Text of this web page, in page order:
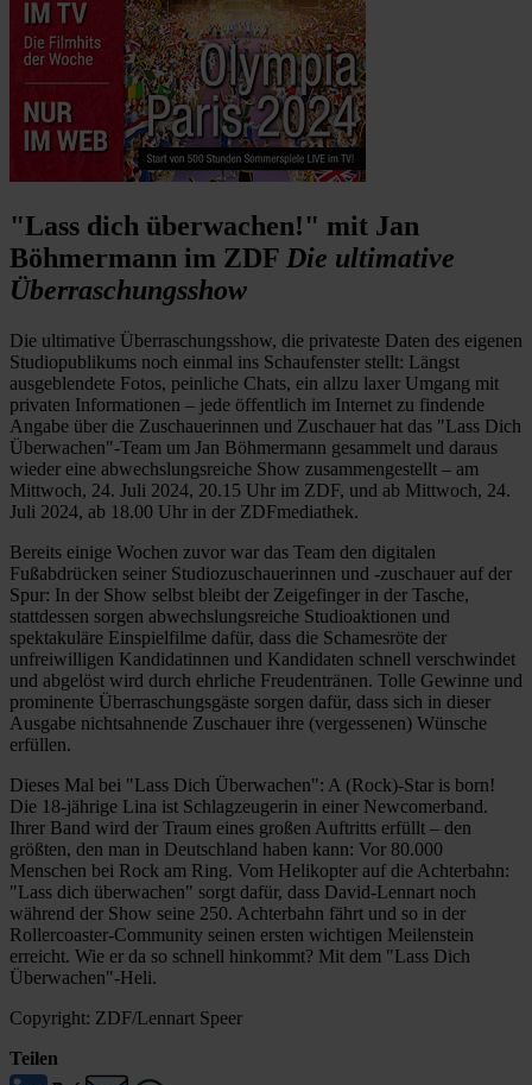
"Lass dich überwachen!" mit Jan
Böhmermann im ZDF Die ultimative
Überraschungsshow
Die ultimative Überraschungsshow, die privateste Daten des eigenen
Studiopublikums noch einmal ins Schaufenster stellt: Längst
ausgeblendete Fotos, peinliche Chats, ein allzu laxer Umgang mit
privaten Informationen – jede öffentlich im Internet zu findende
Angabe über die Zuschauerinnen und Zuschauer hat das "Lass Dich
Überwachen"-Team um Jan Böhmermann gesammelt und daraus
wieder eine abwechslungsreiche Show zusammengestellt – am
Mittwoch, 24. Juli 2024, 20.15 Uhr im ZDF, und ab Mittwoch, 24.
Juli 2024, ab 18.00 Uhr in der ZDFmediathek.
Bereits einige Wochen zuvor war das Team den digitalen
Fußabdrücken seiner Studiozuschauerinnen und -zuschauer auf der
Spur: In der Show selbst bleibt der Zeigefinger in der Tasche,
stattdessen sorgen abwechslungsreiche Studioaktionen und
spektakuläre Einspielfilme dafür, dass die Schamesröte der
unfreiwilligen Kandidatinnen und Kandidaten schnell verschwindet
und abgelöst wird durch ehrliche Freudentränen. Tolle Gewinne und
prominente Überraschungsgäste sorgen dafür, dass sich in dieser
Ausgabe nichtsahnende Zuschauer ihre (vergessenen) Wünsche
erfüllen.
Dieses Mal bei "Lass Dich Überwachen": A (Rock)-Star is born!
Die 18-jährige Lina ist Schlagzeugerin in einer Newcomerband.
Ihrer Band wird der Traum eines großen Auftritts erfüllt – den
größten, den man in Deutschland haben kann: Vor 80.000
Menschen bei Rock am Ring. Vom Helikopter auf die Achterbahn:
"Lass dich überwachen" sorgt dafür, dass David-Lennart noch
während der Show seine 250. Achterbahn fährt und so in der
Rollercoaster-Community seinen ersten wichtigen Meilenstein
erreicht. Wie er da so schnell hinkommt? Mit dem "Lass Dich
Überwachen"-Heli.
Copyright: ZDF/Lennart Speer
Teilen